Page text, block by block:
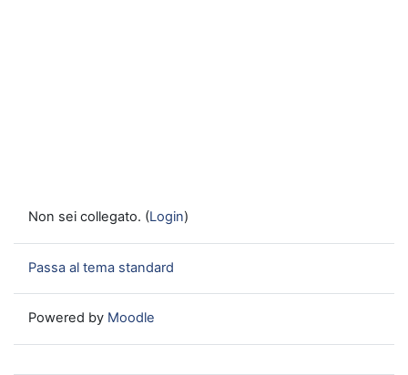
Non sei collegato. (Login)
Passa al tema standard
Powered by Moodle